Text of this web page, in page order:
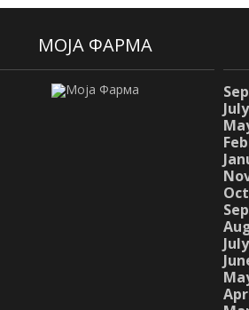
МОЈА ФАРМА